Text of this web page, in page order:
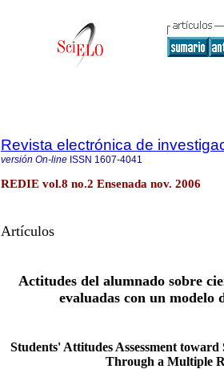
Revista electrónica de
versión On-line ISSN 1607-4041
REDIE vol.8 no.2 Ensenada nov. 2006
Artículos
Actitudes del alumnado sobre
evaluadas con un modelo
Students' Attitudes Assessment toward
Through a Multiple